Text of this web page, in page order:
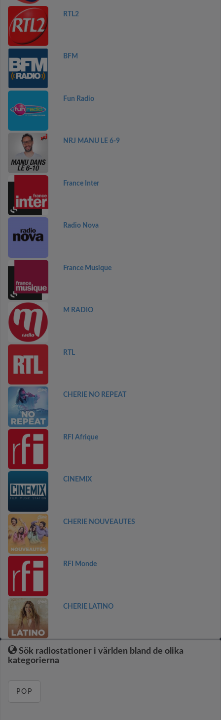
RTL2
BFM
Fun Radio
NRJ MANU LE 6-9
France Inter
Radio Nova
France Musique
M RADIO
RTL
CHERIE NO REPEAT
RFI Afrique
CINEMIX
CHERIE NOUVEAUTES
RFI Monde
CHERIE LATINO
Sök radiostationer i världen bland de olika
kategorierna
POP